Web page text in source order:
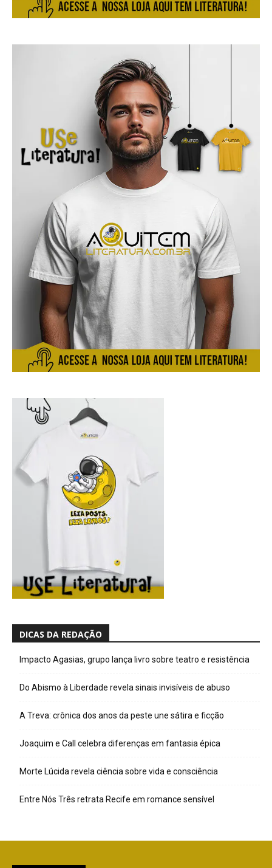
DICAS DA REDAÇÃO
Impacto Agasias, grupo lança livro sobre teatro e resistência
Do Abismo à Liberdade revela sinais invisíveis de abuso
A Treva: crônica dos anos da peste une sátira e ficção
Joaquim e Call celebra diferenças em fantasia épica
Morte Lúcida revela ciência sobre vida e consciência
Entre Nós Três retrata Recife em romance sensível